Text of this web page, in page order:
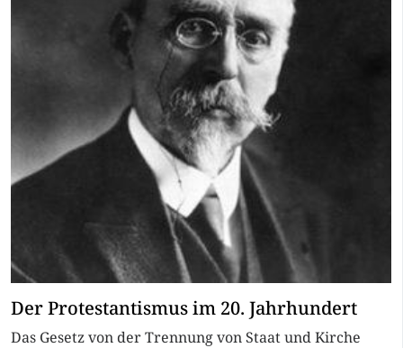
Der Protestantismus im 20. Jahrhundert
Das Gesetz von der Trennung von Staat und Kirche